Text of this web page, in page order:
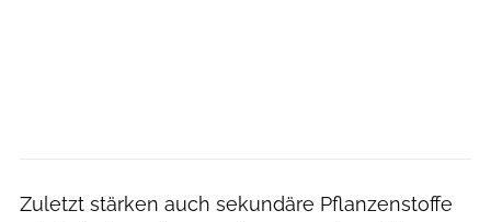
Zuletzt stärken auch sekundäre Pflanzenstoffe